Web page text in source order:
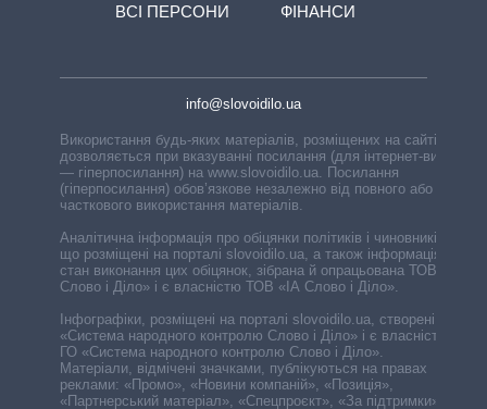
ВСІ ПЕРСОНИ
ФІНАНСИ
info@slovoidilo.ua
Використання будь-яких матеріалів, розміщених на сайті,
дозволяється при вказуванні посилання (для інтернет-видань
— гіперпосилання) на www.slovoidilo.ua. Посилання
(гіперпосилання) обов’язкове незалежно від повного або
часткового використання матеріалів.
Аналітична інформація про обіцянки політиків і чиновників,
що розміщені на порталі slovoidilo.ua, а також інформація про
стан виконання цих обіцянок, зібрана й опрацьована ТОВ «ІА
Слово і Діло» і є власністю ТОВ «ІА Слово і Діло».
Інфографіки, розміщені на порталі slovoidilo.ua, створені ГО
«Система народного контролю Слово і Діло» і є власністю
ГО «Система народного контролю Слово і Діло».
Матеріали, відмічені значками, публікуються на правах
реклами: «Промо», «Новини компаній», «Позиція»,
«Партнерський матеріал», «Спецпроєкт», «За підтримки».